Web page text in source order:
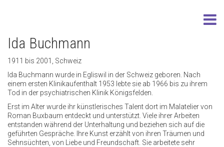
Ida Buchmann
1911 bis 2001, Schweiz
Ida Buchmann wurde in Egliswil in der Schweiz geboren. Nach
einem ersten Klinikaufenthalt 1953 lebte sie ab 1966 bis zu ihrem
Tod in der psychiatrischen Klinik Königsfelden.
Erst im Alter wurde ihr künstlerisches Talent dort im Malatelier von
Roman Buxbaum entdeckt und unterstützt. Viele ihrer Arbeiten
entstanden während der Unterhaltung und beziehen sich auf die
geführten Gespräche. Ihre Kunst erzählt von ihren Träumen und
Sehnsüchten, von Liebe und Freundschaft. Sie arbeitete sehr